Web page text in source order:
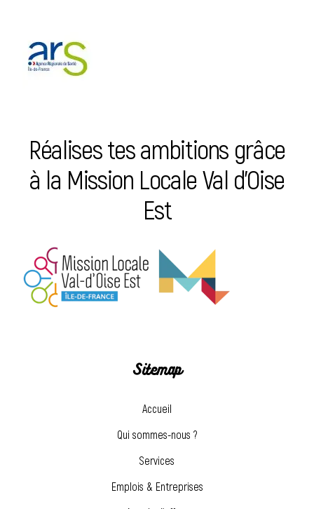
Réalises tes ambitions grâce
à la Mission Locale Val d’Oise
Est
Sitemap
Accueil
Qui sommes-nous ?
Services
Emplois & Entreprises